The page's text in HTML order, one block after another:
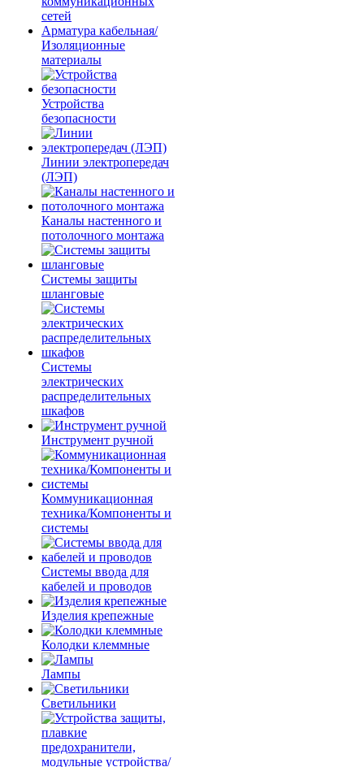
сетей
Арматура кабельная/
Изоляционные
материалы
Устройства
безопасности
Линии электропередач
(ЛЭП)
Каналы настенного и
потолочного монтажа
Системы защиты
шланговые
Системы
электрических
распределительных
шкафов
Инструмент ручной
Коммуникационная
техника/Компоненты и
системы
Системы ввода для
кабелей и проводов
Изделия крепежные
Колодки клеммные
Лампы
Светильники